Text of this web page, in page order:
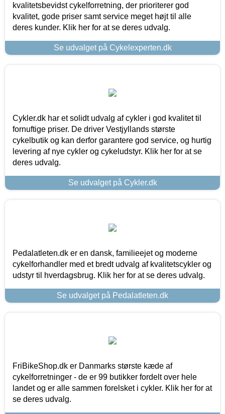
kvalitetsbevidst cykelforretning, der prioriterer god
kvalitet, gode priser samt service meget højt til alle
deres kunder. Klik her for at se deres udvalg.
Se udvalget på Cykelexperten.dk
Cykler.dk har et solidt udvalg af cykler i god kvalitet til
fornuftige priser. De driver Vestjyllands største
cykelbutik og kan derfor garantere god service, og hurtig
levering af nye cykler og cykeludstyr. Klik her for at se
deres udvalg.
Se udvalget på Cykler.dk
Pedalatleten.dk er en dansk, familieejet og moderne
cykelforhandler med et bredt udvalg af kvalitetscykler og
udstyr til hverdagsbrug. Klik her for at se deres udvalg.
Se udvalget på Pedalatleten.dk
FriBikeShop.dk er Danmarks største kæde af
cykelforretninger - de er 99 butikker fordelt over hele
landet og er alle sammen forelsket i cykler. Klik her for at
se deres udvalg.